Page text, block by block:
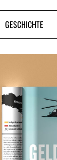
GESCHICHTE